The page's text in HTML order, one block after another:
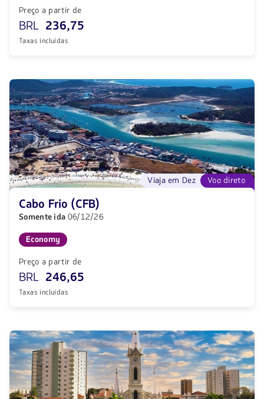
Preço a partir de
BRL 236,75
Taxas incluídas
Voo direto
Viaja em Dez
Cabo Frio (CFB)
Somente ida 06/12/26
Economy
Preço a partir de
BRL 246,65
Taxas incluídas